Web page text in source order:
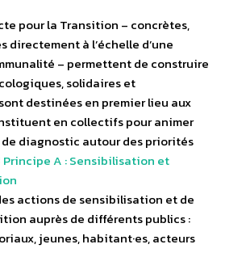
pour la Transition – concrètes,
directement à l’échelle d’une
– permettent de construire
solidaires et
destinées en premier lieu aux
en collectifs pour animer
diagnostic autour des priorités
Principe A : Sensibilisation et
actions de sensibilisation et de
auprès de différents publics :
jeunes, habitant·es, acteurs